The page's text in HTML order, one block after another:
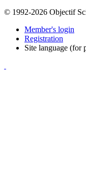
© 1992-2026 Objectif
Member's login
Registration
Site language (for